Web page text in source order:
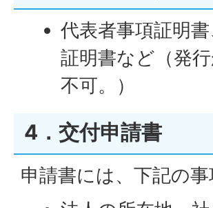
代表者事項証明
証明書など（発
不可。）
4．交付申請書
申請書には、下記の